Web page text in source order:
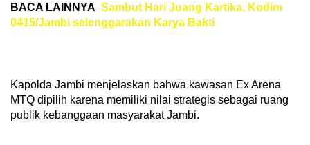
BACA LAINNYA Sambut Hari Juang Kartika, Kodim
0415/Jambi selenggarakan Karya Bakti
Kapolda Jambi menjelaskan bahwa kawasan Ex Arena
MTQ dipilih karena memiliki nilai strategis sebagai ruang
publik kebanggaan masyarakat Jambi.